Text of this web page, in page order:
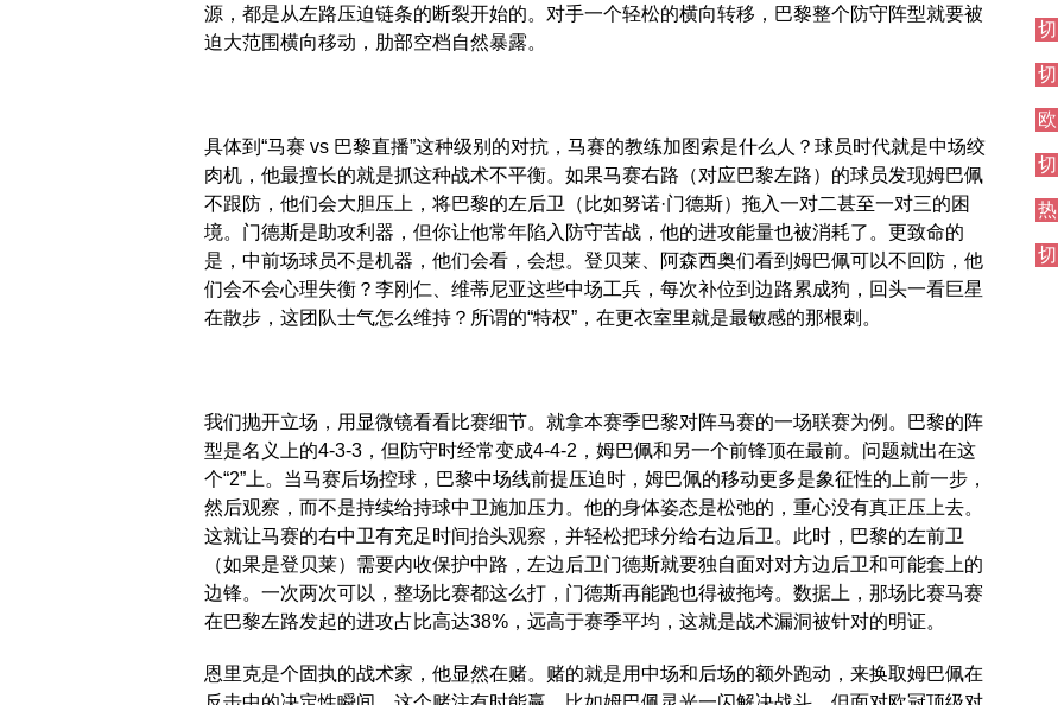
源，都是从左路压迫链条的断裂开始的。对手一个轻松的横向转移，巴黎整个防守阵型就要被
迫大范围横向移动，肋部空档自然暴露。
具体到“马赛 vs 巴黎直播”这种级别的对抗，马赛的教练加图索是什么人？球员时代就是中场绞
肉机，他最擅长的就是抓这种战术不平衡。如果马赛右路（对应巴黎左路）的球员发现姆巴佩
不跟防，他们会大胆压上，将巴黎的左后卫（比如努诺·门德斯）拖入一对二甚至一对三的困
境。门德斯是助攻利器，但你让他常年陷入防守苦战，他的进攻能量也被消耗了。更致命的
是，中前场球员不是机器，他们会看，会想。登贝莱、阿森西奥们看到姆巴佩可以不回防，他
们会不会心理失衡？李刚仁、维蒂尼亚这些中场工兵，每次补位到边路累成狗，回头一看巨星
在散步，这团队士气怎么维持？所谓的“特权”，在更衣室里就是最敏感的那根刺。
我们抛开立场，用显微镜看看比赛细节。就拿本赛季巴黎对阵马赛的一场联赛为例。巴黎的阵
型是名义上的4-3-3，但防守时经常变成4-4-2，姆巴佩和另一个前锋顶在最前。问题就出在这
个“2”上。当马赛后场控球，巴黎中场线前提压迫时，姆巴佩的移动更多是象征性的上前一步，
然后观察，而不是持续给持球中卫施加压力。他的身体姿态是松弛的，重心没有真正压上去。
这就让马赛的右中卫有充足时间抬头观察，并轻松把球分给右边后卫。此时，巴黎的左前卫
（如果是登贝莱）需要内收保护中路，左边后卫门德斯就要独自面对对方边后卫和可能套上的
边锋。一次两次可以，整场比赛都这么打，门德斯再能跑也得被拖垮。数据上，那场比赛马赛
在巴黎左路发起的进攻占比高达38%，远高于赛季平均，这就是战术漏洞被针对的明证。
恩里克是个固执的战术家，他显然在赌。赌的就是用中场和后场的额外跑动，来换取姆巴佩在
比
点
西
他
阵
切
西
敦
比
切
西
敦
比
欧
直
切
西
点
热
对
切